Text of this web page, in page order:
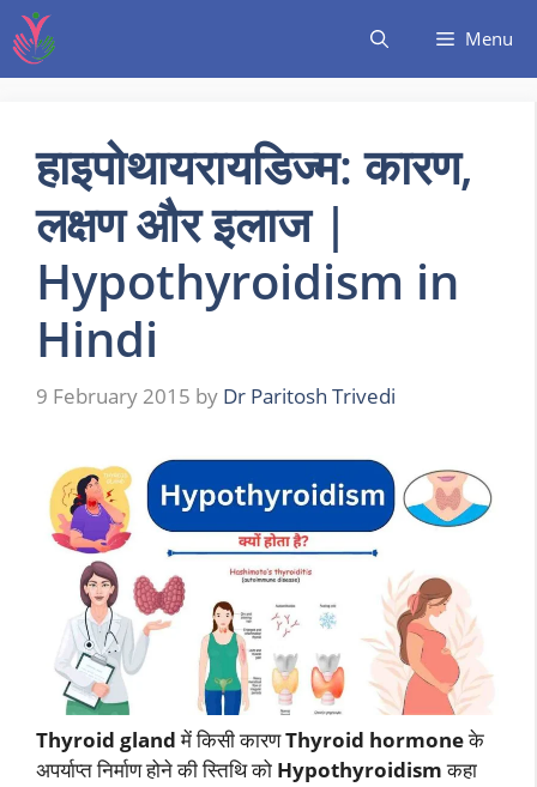
Menu
हाइपोथायरायडिज्म: कारण,
लक्षण और इलाज |
Hypothyroidism in
Hindi
9 February 2015 by Dr Paritosh Trivedi
Thyroid glandमें किसी कारणThyroid hormoneके
अपर्याप्त निर्माण होने की स्तिथि को Hypothyroidismकहा